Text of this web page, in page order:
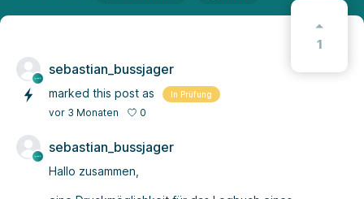
1
sebastian_bussjager
marked this post as In Prüfung
vor 3 Monaten 0
sebastian_bussjager
Hallo zusammen,